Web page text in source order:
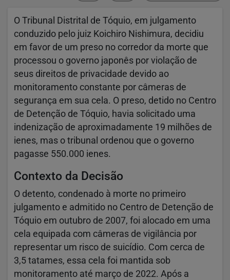
O Tribunal Distrital de Tóquio, em julgamento
conduzido pelo juiz Koichiro Nishimura, decidiu
em favor de um preso no corredor da morte que
processou o governo japonês por violação de
seus direitos de privacidade devido ao
monitoramento constante por câmeras de
segurança em sua cela. O preso, detido no Centro
de Detenção de Tóquio, havia solicitado uma
indenização de aproximadamente 19 milhões de
ienes, mas o tribunal ordenou que o governo
pagasse 550.000 ienes.
Contexto da Decisão
O detento, condenado à morte no primeiro
julgamento e admitido no Centro de Detenção de
Tóquio em outubro de 2007, foi alocado em uma
cela equipada com câmeras de vigilância por
representar um risco de suicídio. Com cerca de
3,5 tatames, essa cela foi mantida sob
monitoramento até março de 2022. Após a